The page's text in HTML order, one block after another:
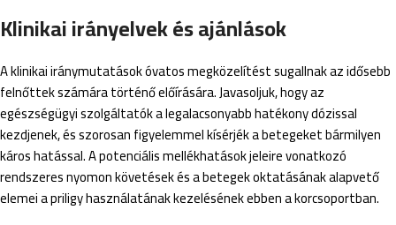
Klinikai irányelvek és ajánlások
A klinikai iránymutatások óvatos megközelítést sugallnak az idősebb
felnőttek számára történő előírására. Javasoljuk, hogy az
egészségügyi szolgáltatók a legalacsonyabb hatékony dózissal
kezdjenek, és szorosan figyelemmel kísérjék a betegeket bármilyen
káros hatással. A potenciális mellékhatások jeleire vonatkozó
rendszeres nyomon követések és a betegek oktatásának alapvető
elemei a priligy használatának kezelésének ebben a korcsoportban.